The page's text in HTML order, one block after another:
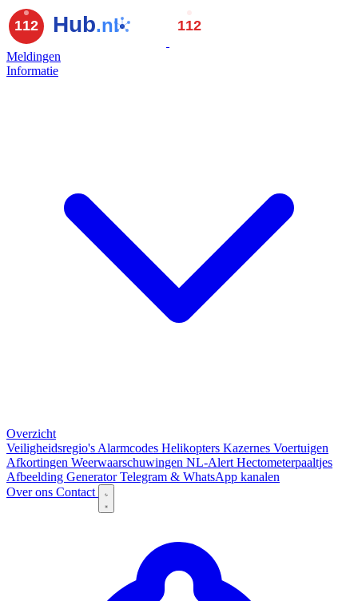
Meldingen
Informatie
Overzicht
Veiligheidsregio's Alarmcodes Helikopters Kazernes Voertuigen
Afkortingen Weerwaarschuwingen NL-Alert Hectometerpaaltjes
Afbeelding GeneratorTelegram & WhatsApp kanalen
Over ons Contact